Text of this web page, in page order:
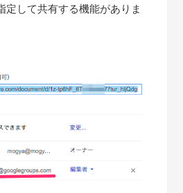
定して共有する機能がありま